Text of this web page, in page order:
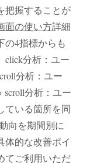
把握することが
面の使い方詳細
の4指標からも
click分析：ユー
分析：ユー
分析：ユー
ている箇所を同
向を期間別に
体的な改善ポイ
てご利用いただ